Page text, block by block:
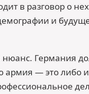
в разговор о
и
Германия
— это либо